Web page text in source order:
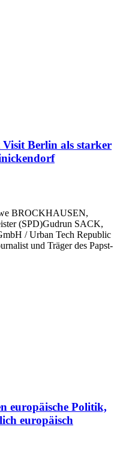
Visit Berlin als starker
BROCKHAUSEN,
(SPD)Gudrun SACK,
/ Urban Tech Republic
und Träger des Papst-
europäische Politik,
europäisch